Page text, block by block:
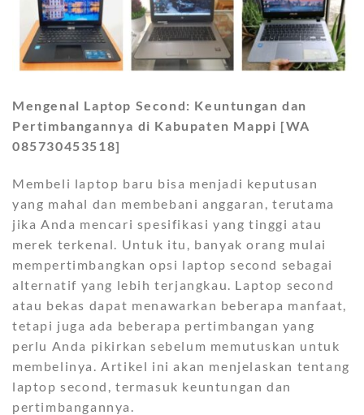
Mengenal Laptop Second: Keuntungan dan
Pertimbangannya di Kabupaten Mappi [WA
085730453518]
Membeli laptop baru bisa menjadi keputusan
yang mahal dan membebani anggaran, terutama
jika Anda mencari spesifikasi yang tinggi atau
merek terkenal. Untuk itu, banyak orang mulai
mempertimbangkan opsi laptop second sebagai
alternatif yang lebih terjangkau. Laptop second
atau bekas dapat menawarkan beberapa manfaat,
tetapi juga ada beberapa pertimbangan yang
perlu Anda pikirkan sebelum memutuskan untuk
membelinya. Artikel ini akan menjelaskan tentang
laptop second, termasuk keuntungan dan
pertimbangannya.